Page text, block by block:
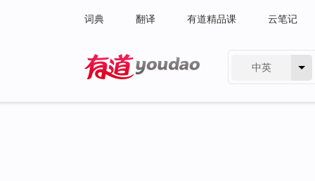
词典 翻译 有道精品课 云笔记
中英